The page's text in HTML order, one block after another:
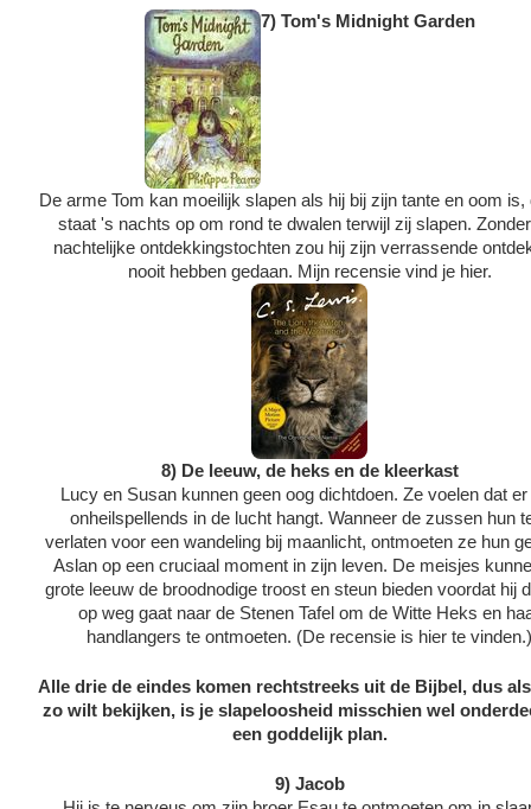
7) Tom's Midnight Garden
De arme Tom kan moeilijk slapen als hij bij zijn tante en oom is,
staat 's nachts op om rond te dwalen terwijl zij slapen.
nachtelijke ontdekkingstochten zou hij zijn verrassende
nooit hebben gedaan. Mijn recensie vind je hier.
8) De leeuw, de heks en de kleerkast
Lucy en Susan kunnen geen oog dichtdoen. Ze voelen dat er
onheilspellends in de lucht hangt. Wanneer de zussen hun
verlaten voor een wandeling bij maanlicht, ontmoeten ze hun
Aslan op een cruciaal moment in zijn leven. De meisjes
grote leeuw de broodnodige troost en steun bieden voordat hij
op weg gaat naar de Stenen Tafel om de Witte Heks en
handlangers te ontmoeten. (De recensie is hier te vinden.)
Alle drie de eindes komen rechtstreeks uit de Bijbel, dus
zo wilt bekijken, is je slapeloosheid misschien wel
een goddelijk plan.
9) Jacob